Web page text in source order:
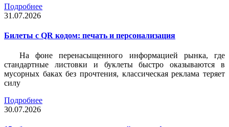
Подробнее
31.07.2026
Билеты c QR кодом: печать и персонализация
На фоне перенасыщенного информацией рынка, где
стандартные листовки и буклеты быстро оказываются в
мусорных баках без прочтения, классическая реклама теряет
силу
Подробнее
30.07.2026